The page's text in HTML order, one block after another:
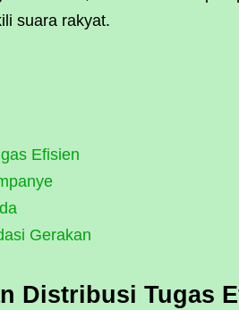
suara rakyat.
Efisien
Gerakan
Distribusi Tugas